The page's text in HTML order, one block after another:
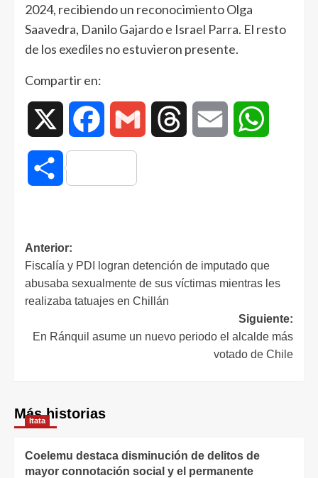
2024, recibiendo un reconocimiento Olga
Saavedra, Danilo Gajardo e Israel Parra. El resto
de los exediles no estuvieron presente.
Compartir en:
Facebook Gmail Threads Email
Compartir
Anterior:
Fiscalía y PDI logran detención de imputado que
abusaba sexualmente de sus víctimas mientras les
realizaba tatuajes en Chillán
Siguiente:
En Ránquil asume un nuevo periodo el alcalde más
votado de Chile
Más historias
Itata
Coelemu destaca disminución de delitos de
mayor connotación social y el permanente